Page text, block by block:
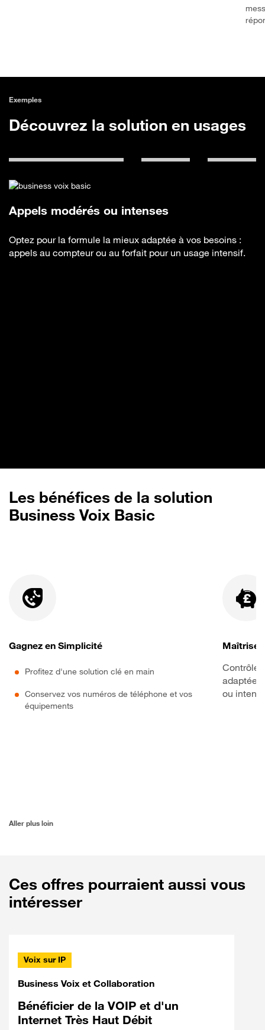
Exemples
Découvrez la solution en usages
Appels modérés ou intenses
Optez pour la formule la mieux adaptée à vos besoins :
appels au compteur ou au forfait pour un usage intensif.
Les bénéfices de la solution
Business Voix Basic
Gagnez en Simplicité
Profitez d'une solution clé en main
Conservez vos numéros de téléphone et vos
équipements
adaptée
ou
Aller plus loin
Ces offres pourraient aussi vous
intéresser
Voix sur IP
Business Voix et Collaboration
Bénéficier de la VOIP et d'un
Internet Très Haut Débit